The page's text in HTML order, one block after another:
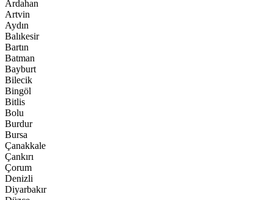
Ardahan
Artvin
Aydın
Balıkesir
Bartın
Batman
Bayburt
Bilecik
Bingöl
Bitlis
Bolu
Burdur
Bursa
Çanakkale
Çankırı
Çorum
Denizli
Diyarbakır